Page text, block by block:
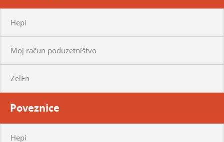
Hepi
Moj račun poduzetništvo
ZelEn
Poveznice
Hepi